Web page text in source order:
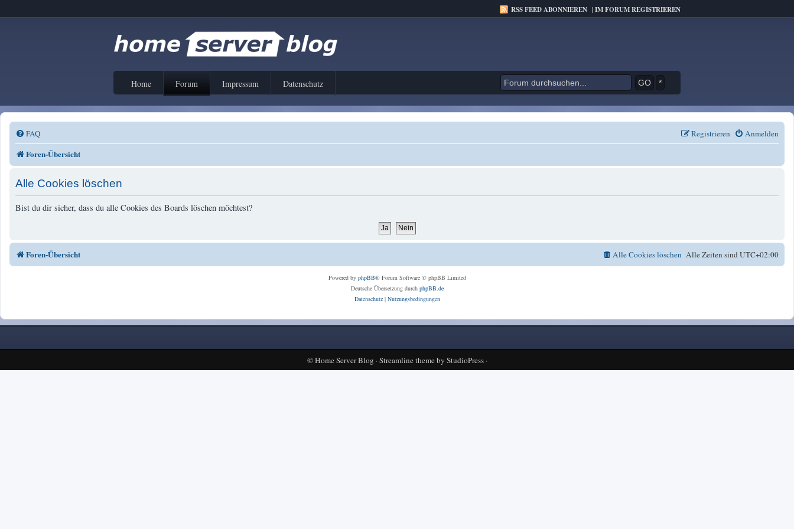
RSS FEED ABONNIEREN |IM FORUM REGISTRIEREN
Home Forum Impressum Datenschutz *
FAQ Anmelden
Registrieren
Foren-Übersicht
Alle Cookies löschen
Bist du dir sicher, dass du alle Cookies des Boards löschen möchtest?
Foren-Übersicht Alle Zeiten sindUTC+02:00
Alle Cookies löschen
Powered by phpBB® Forum Software © phpBB Limited
Deutsche Übersetzung durch phpBB.de
Datenschutz| Nutzungsbedingungen
©Home Server Blog ·Streamline themeby StudioPress·